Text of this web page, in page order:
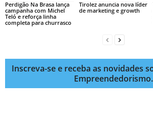
Perdigão Na Brasa lança
campanha com Michel
Teló e reforça linha
completa para churrasco
Tirolez anuncia nova líder
de marketing e growth
Inscreva-se e receba as novidades
Empreendedorismo.